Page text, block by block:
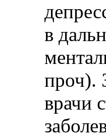
в
проч).
врачи